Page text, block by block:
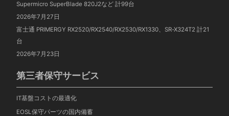
Supermicro SuperBlade 820J2など 計99台
2026年7月27日
富士通 PRIMERGY RX2520/RX2540/RX2530/RX1330、SR-X324T2 計21
台
2026年7月23日
第三者保守サービス
IT基盤コストの最適化
EOSL保守パーツの国内備蓄